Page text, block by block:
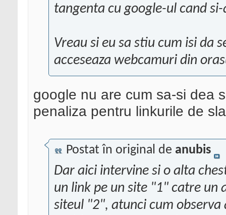
tangenta cu google-ul cand
Vreau si eu sa stiu cum isi da
acceseaza webcamuri din
google nu are cum sa-si dea
penaliza pentru linkurile de
Postat în original de anubis
Dar aici intervine si o alta
un link pe un site "1" catre un
siteul "2", atunci cum